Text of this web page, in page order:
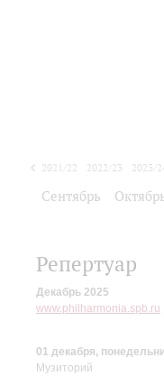
2021/22 2022/23 2023/
Сентябрь
Репертуар
Декабрь 2025
www.philharmonia.spb.ru
01 декабря,
Музиторий